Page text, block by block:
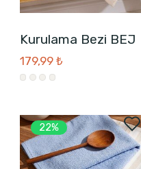
Kurulama Bezi BEJ
179,99 ₺
22%